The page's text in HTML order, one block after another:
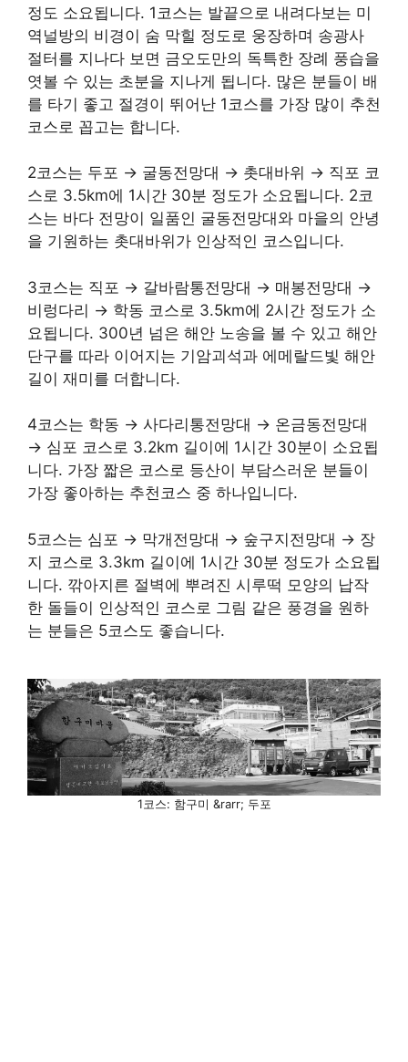
정도 소요됩니다. 1코스는 발끝으로 내려다보는 미
역널방의 비경이 숨 막힐 정도로 웅장하며 송광사
절터를 지나다 보면 금오도만의 독특한 장례 풍습을
엿볼 수 있는 초분을 지나게 됩니다. 많은 분들이 배
를 타기 좋고 절경이 뛰어난 1코스를 가장 많이 추천
코스로 꼽고는 합니다.
2코스는 두포 → 굴동전망대 → 촛대바위 → 직포 코
스로 3.5km에 1시간 30분 정도가 소요됩니다. 2코
스는 바다 전망이 일품인 굴동전망대와 마을의 안녕
을 기원하는 촛대바위가 인상적인 코스입니다.
3코스는 직포 → 갈바람통전망대 → 매봉전망대 →
비렁다리 → 학동 코스로 3.5km에 2시간 정도가 소
요됩니다. 300년 넘은 해안 노송을 볼 수 있고 해안
단구를 따라 이어지는 기암괴석과 에메랄드빛 해안
길이 재미를 더합니다.
4코스는 학동 → 사다리통전망대 → 온금동전망대
→ 심포 코스로 3.2km 길이에 1시간 30분이 소요됩
니다. 가장 짧은 코스로 등산이 부담스러운 분들이
가장 좋아하는 추천코스 중 하나입니다.
5코스는 심포 → 막개전망대 → 숲구지전망대 → 장
지 코스로 3.3km 길이에 1시간 30분 정도가 소요됩
니다. 깎아지른 절벽에 뿌려진 시루떡 모양의 납작
한 돌들이 인상적인 코스로 그림 같은 풍경을 원하
는 분들은 5코스도 좋습니다.
1코스: 함구미 &rarr; 두포